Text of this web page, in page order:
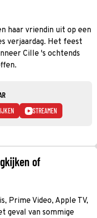
haar vriendin uit op een
verjaardag. Het feest
Cille 's ochtends
STREAMEN
of
Prime Video, Apple TV,
geval van sommige